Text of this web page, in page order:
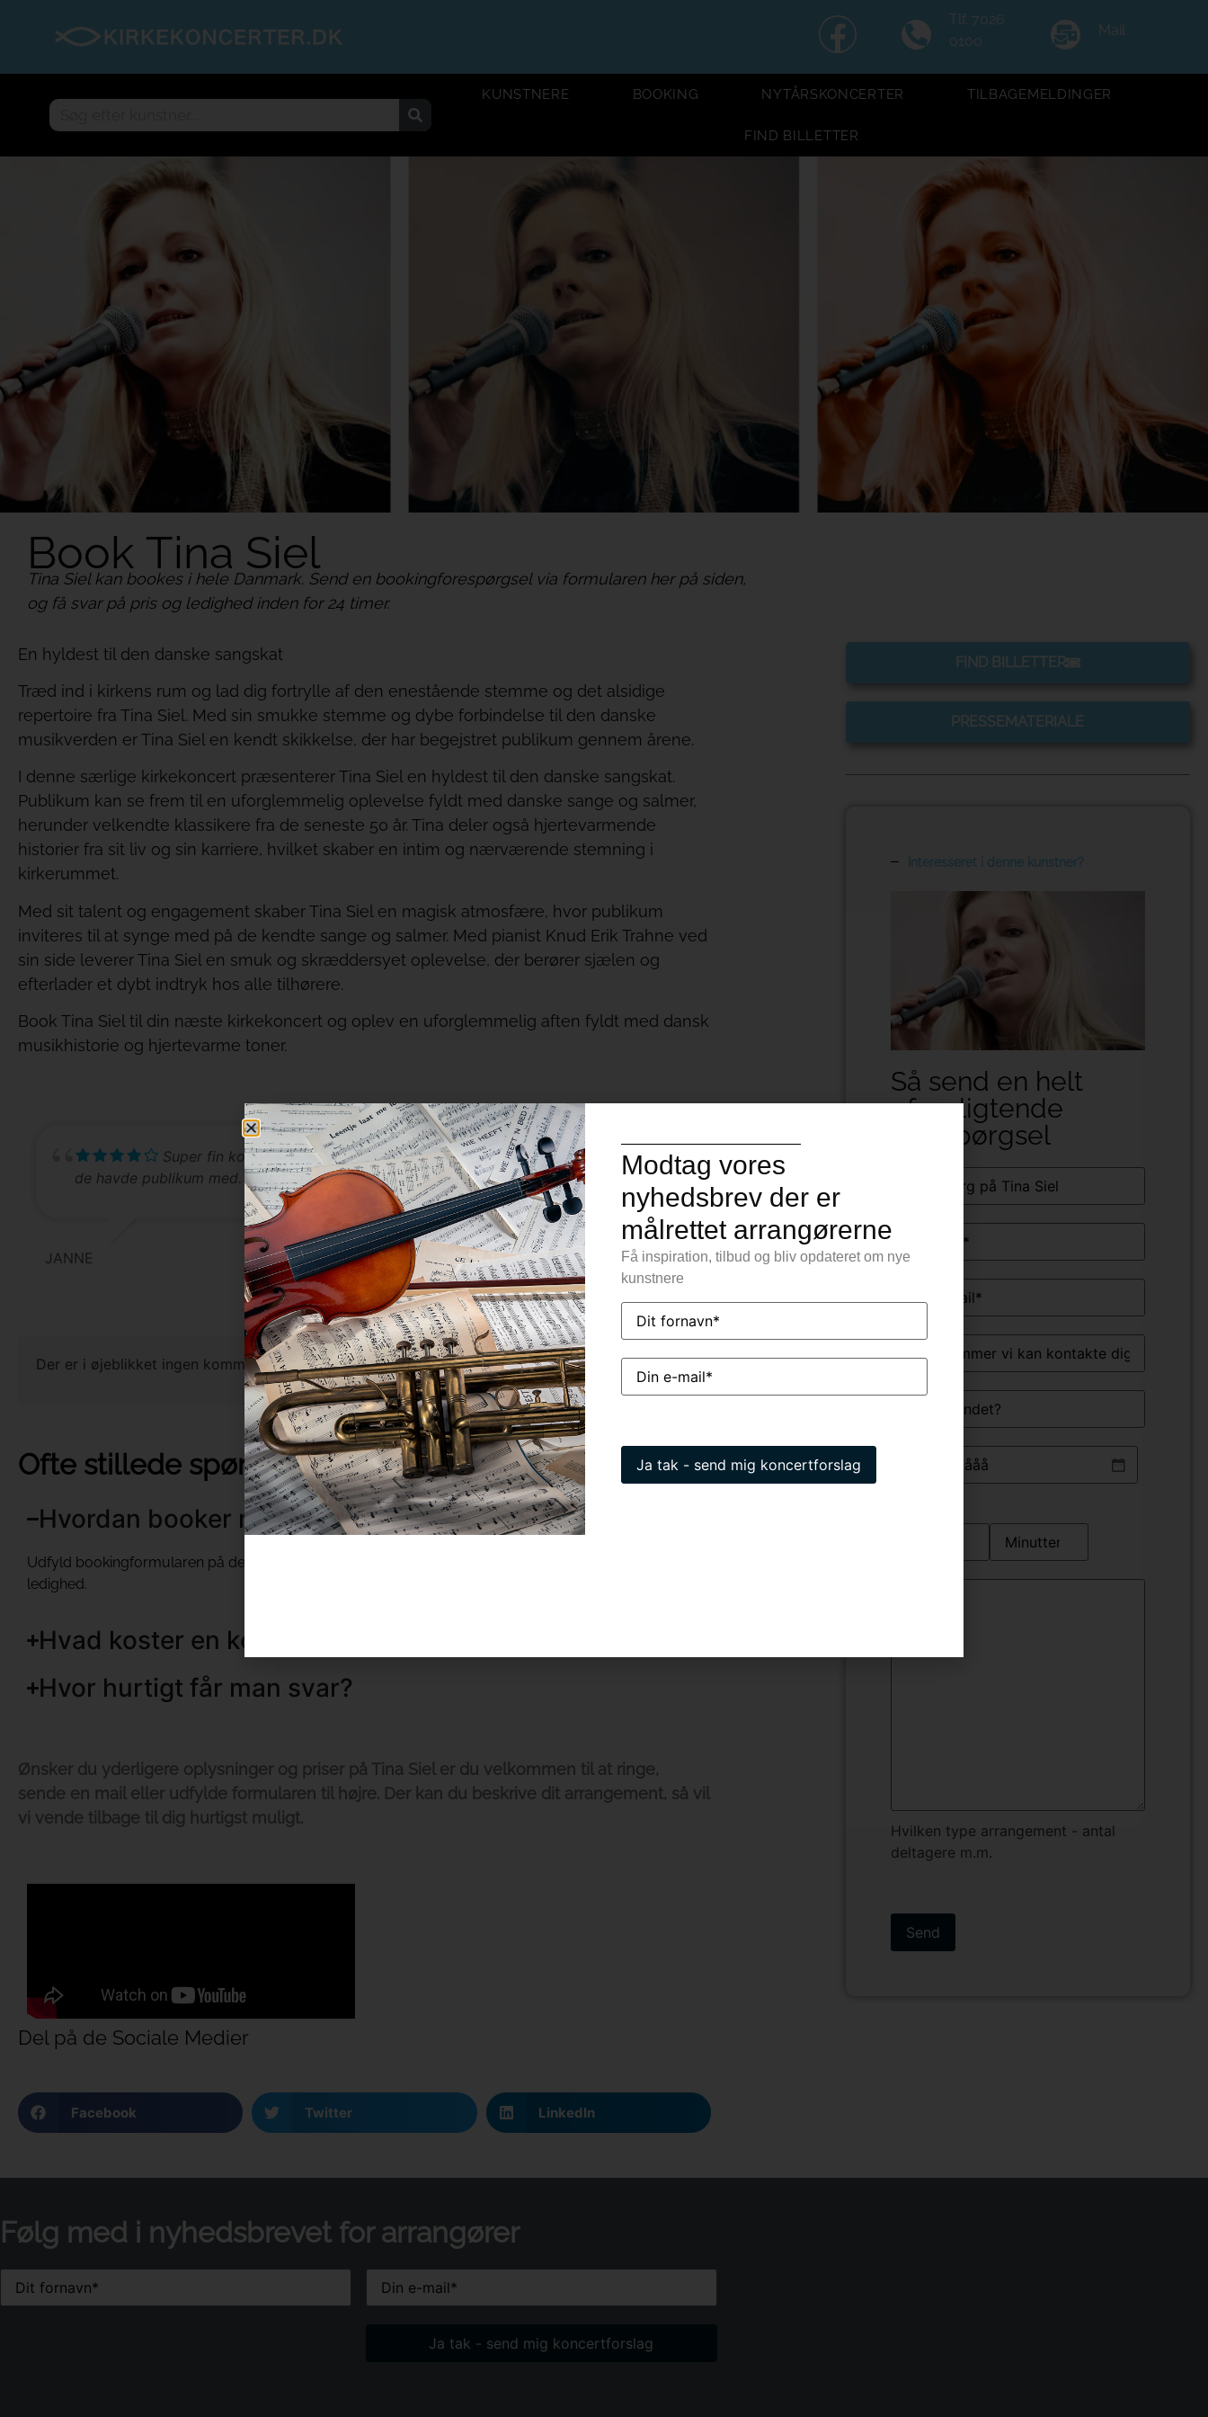
Tlf. 7026
0100
Mail
KUNSTNERE BOOKING NYTÅRSKONCERTER TILBAGEMELDINGER
FIND BILLETTER
Book Tina Siel
Tina Siel kan bookes i hele Danmark. Send en bookingforespørgsel via formularen her på siden,
og få svar på pris og ledighed inden for 24 timer.
En hyldest til den danske sangskat
Træd ind i kirkens rum og lad dig fortrylle af den enestående stemme og det alsidige
repertoire fra Tina Siel. Med sin smukke stemme og dybe forbindelse til den danske
musikverden er Tina Siel en kendt skikkelse, der har begejstret publikum gennem årene.
I denne særlige kirkekoncert præsenterer Tina Siel en hyldest til den danske sangskat.
Publikum kan se frem til en uforglemmelig oplevelse fyldt med danske sange og salmer,
herunder velkendte klassikere fra de seneste 50 år. Tina deler også hjertevarmende
historier fra sit liv og sin karriere, hvilket skaber en intim og nærværende stemning i
kirkerummet.
Med sit talent og engagement skaber Tina Siel en magisk atmosfære, hvor publikum
inviteres til at synge med på de kendte sange og salmer. Med pianist Knud Erik Trahne ved
sin side leverer Tina Siel en smuk og skræddersyet oplevelse, der berører sjælen og
efterlader et dybt indtryk hos alle tilhørere.
Book Tina Siel til din næste kirkekoncert og oplev en uforglemmelig aften fyldt med dansk
musikhistorie og hjertevarme toner.
Super fin koncert oplevelse, de gjorde virkelig et godt stykke arbejde
de havde publikum med.
JANNE
Der er i øjeblikket ingen kommende kirkekoncerter med Tina Siel.
Ofte stillede spørgsmål om booking
Hvordan booker man Tina Siel?
Udfyld bookingformularen på denne side med dato og kirkens navn. Vi vender tilbage med pris og
ledighed.
Hvad koster en koncert?
Hvor hurtigt får man svar?
Ønsker du yderligere oplysninger og priser på Tina Siel er du velkommen til at ringe,
sende en mail eller udfylde formularen til højre. Der kan du beskrive dit arrangement, så vil
vi vende tilbage til dig hurtigst muligt.
Del på de Sociale Medier
Facebook Twitter LinkedIn
FIND BILLETTER
PRESSEMATERIALE
Interesseret i denne kunstner?
Så send en helt
uforpligtende
forespørgsel
Navn
mail(Påkrævet)
Telefon (Påkrævet)
Hvor
(Påkrævet)
Hvilken type arrangement - antal
deltagere m.m.
Følg med i nyhedsbrevet for arrangører
Name (Påkrævet) Email(Påkrævet)
Modtag vores
nyhedsbrev der er
målrettet arrangørerne
Få inspiration, tilbud og bliv opdateret om nye
kunstnere
Name (Påkrævet)
Email(Påkrævet)